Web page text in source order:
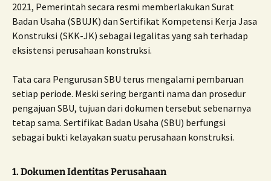
2021, Pemerintah secara resmi memberlakukan Surat
Badan Usaha (SBUJK) dan Sertifikat Kompetensi Kerja Jasa
Konstruksi (SKK-JK) sebagai legalitas yang sah terhadap
eksistensi perusahaan konstruksi.
Tata cara Pengurusan SBU terus mengalami pembaruan
setiap periode. Meski sering berganti nama dan prosedur
pengajuan SBU, tujuan dari dokumen tersebut sebenarnya
tetap sama. Sertifikat Badan Usaha (SBU) berfungsi
sebagai bukti kelayakan suatu perusahaan konstruksi.
1. Dokumen Identitas Perusahaan